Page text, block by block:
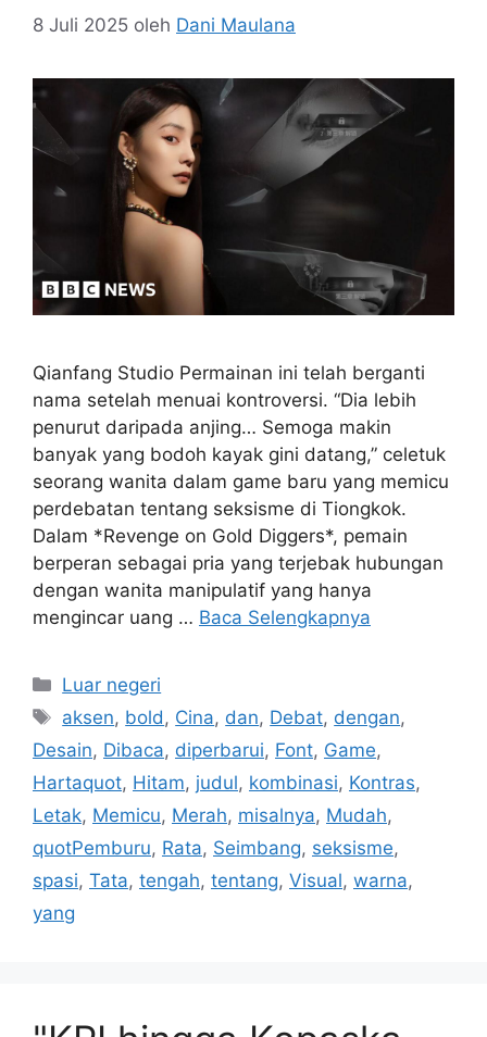
8 Juli 2025 oleh Dani Maulana
Qianfang Studio Permainan ini telah berganti
nama setelah menuai kontroversi. “Dia lebih
penurut daripada anjing… Semoga makin
banyak yang bodoh kayak gini datang,” celetuk
seorang wanita dalam game baru yang memicu
perdebatan tentang seksisme di Tiongkok.
Dalam *Revenge on Gold Diggers*, pemain
berperan sebagai pria yang terjebak hubungan
dengan wanita manipulatif yang hanya
mengincar uang … Baca Selengkapnya
Kategori
Luar negeri
Tag
aksen, bold , Cina, dan, Debat, dengan,
Desain, Dibaca, diperbarui, Font, Game,
Hartaquot, Hitam, judul, kombinasi, Kontras,
Letak, Memicu, Merah, misalnya, Mudah,
quotPemburu, Rata, Seimbang, seksisme,
spasi, Tata, tengah, tentang, Visual, warna,
yang